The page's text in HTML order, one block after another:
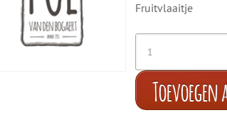
Fruitvlaaitje